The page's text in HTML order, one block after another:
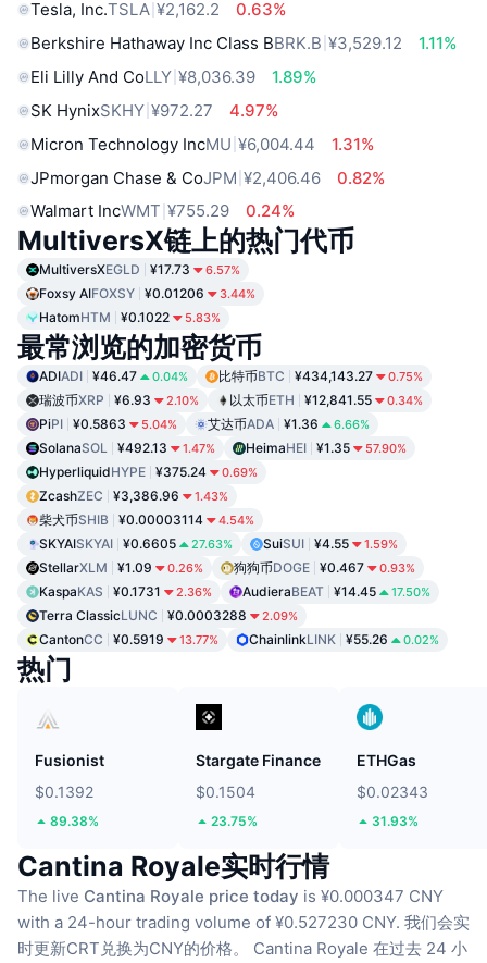
Tesla, Inc.TSLA ¥2,162.2
0.63%
Berkshire Hathaway Inc Class BBRK.B ¥3,529.12
1.11%
Eli Lilly And CoLLY ¥8,036.39
1.89%
SK HynixSKHY ¥972.27
4.97%
Micron Technology IncMU ¥6,004.44
1.31%
JPmorgan Chase & CoJPM ¥2,406.46
0.82%
Walmart IncWMT ¥755.29 0.24%
MultiversX链上的热门代币
MultiversXEGLD ¥17.73 6.57%
Foxsy AIFOXSY ¥0.01206 3.44%
HatomHTM ¥0.1022 5.83%
最常浏览的加密货币
ADIADI ¥46.47 0.04% 比特币BTC ¥434,143.27 0.75%
瑞波币XRP ¥6.93 2.10% 以太币ETH ¥12,841.55 0.34%
PiPI ¥0.5863 5.04% 艾达币ADA ¥1.36 6.66%
SolanaSOL ¥492.13 1.47% HeimaHEI ¥1.35 57.90%
HyperliquidHYPE ¥375.24 0.69%
ZcashZEC ¥3,386.96 1.43%
柴犬币SHIB ¥0.00003114 4.54%
SKYAISKYAI ¥0.6605 27.63% SuiSUI ¥4.55 1.59%
StellarXLM ¥1.09 0.26% 狗狗币DOGE ¥0.467 0.93%
KaspaKAS ¥0.1731 2.36% AudieraBEAT ¥14.45 17.50%
Terra ClassicLUNC ¥0.0003288 2.09%
CantonCC ¥0.5919 13.77% ChainlinkLINK ¥55.26 0.02%
热门
Fusionist
$0.1392
89.38%
Stargate Finance
$0.1504
23.75%
ETHGas
$0.02343
31.93%
Cantina Royale实时行情
The live Cantina Royale price today is ¥0.000347 CNY
with a 24-hour trading volume of ¥0.527230 CNY. 我们会实
时更新CRT兑换为CNY的价格。
Cantina Royale 在过去 24 小